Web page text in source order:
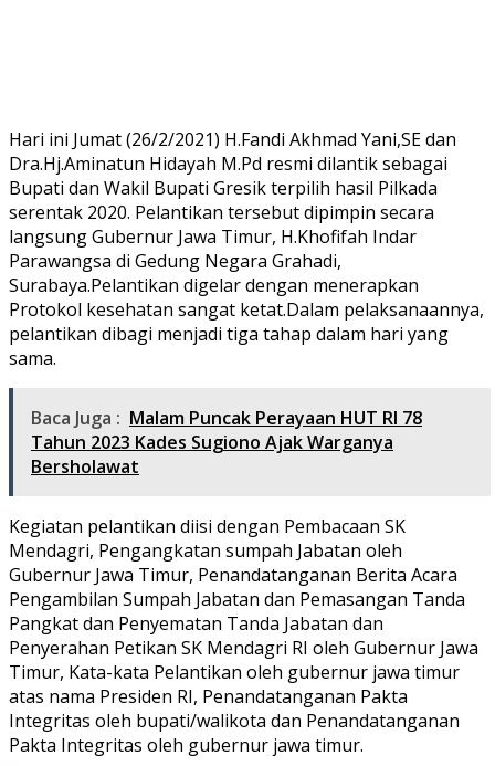
Hari ini Jumat (26/2/2021) H.Fandi Akhmad Yani,SE dan
Dra.Hj.Aminatun Hidayah M.Pd resmi dilantik sebagai
Bupati dan Wakil Bupati Gresik terpilih hasil Pilkada
serentak 2020. Pelantikan tersebut dipimpin secara
langsung Gubernur Jawa Timur, H.Khofifah Indar
Parawangsa di Gedung Negara Grahadi,
Surabaya.Pelantikan digelar dengan menerapkan
Protokol kesehatan sangat ketat.Dalam pelaksanaannya,
pelantikan dibagi menjadi tiga tahap dalam hari yang
sama.
Baca Juga : Malam Puncak Perayaan HUT RI 78
Tahun 2023 Kades Sugiono Ajak Warganya
Bersholawat
Kegiatan pelantikan diisi dengan Pembacaan SK
Mendagri, Pengangkatan sumpah Jabatan oleh
Gubernur Jawa Timur, Penandatanganan Berita Acara
Pengambilan Sumpah Jabatan dan Pemasangan Tanda
Pangkat dan Penyematan Tanda Jabatan dan
Penyerahan Petikan SK Mendagri RI oleh Gubernur Jawa
Timur, Kata-kata Pelantikan oleh gubernur jawa timur
atas nama Presiden RI, Penandatanganan Pakta
Integritas oleh bupati/walikota dan Penandatanganan
Pakta Integritas oleh gubernur jawa timur.